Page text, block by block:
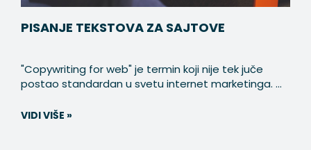
PISANJE TEKSTOVA ZA SAJTOVE
"Copywriting for web" je termin koji nije tek juče
postao standardan u svetu internet marketinga. ...
VIDI VIŠE »